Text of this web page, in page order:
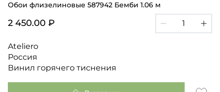
Обои флизелиновые 587942 Бемби 1.06 м
2 450.00 ₽
Ateliero
Россия
Винил горячего тиснения